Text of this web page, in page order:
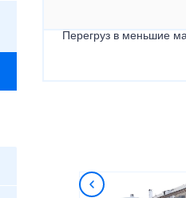
Перегруз в меньшие